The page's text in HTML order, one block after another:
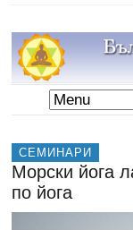
СЕМИНАРИ
Морски йога
по йога